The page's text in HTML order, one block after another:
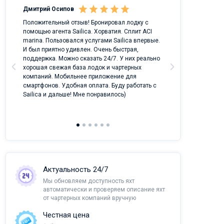
Дмитрий Осипов
Положительный отзыв! Бронировал лодку с
помощью агента Sailica. Хорватия. Сплит ACI
marina. Пользовался услугами Sailica впервые.
И был приятно удивлен. Очень быстрая,
поддержка. Можно сказать 24/7. У них реально
хорошая свежая база лодок и чартерных
компаний. Мобильнее приложение для
смартфонов. Удобная оплата. Буду работать с
Sailica и дальше! Мне понравилось)
Актуальность 24/7
Мы обновляем доступность яхт
автоматически и проверяем описание яхт
от чартерных компаний вручную
Честная цена